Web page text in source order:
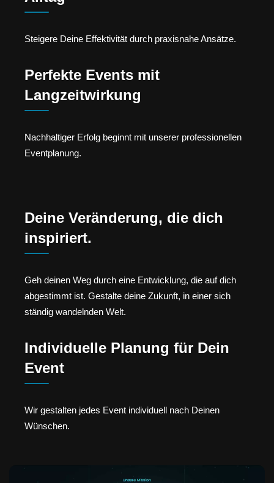
Steigere Deine Effektivität durch praxisnahe Ansätze.
Perfekte Events mit
Langzeitwirkung
Nachhaltiger Erfolg beginnt mit unserer professionellen
Eventplanung.
Deine Veränderung, die dich
inspiriert.
Geh deinen Weg durch eine Entwicklung, die auf dich
abgestimmt ist. Gestalte deine Zukunft, in einer sich
ständig wandelnden Welt.
Individuelle Planung für Dein
Event
Wir gestalten jedes Event individuell nach Deinen
Wünschen.